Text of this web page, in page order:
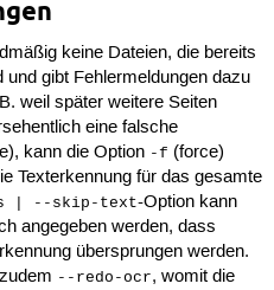
keine Dateien, die bereits
gibt Fehlermeldungen dazu
weil später weitere Seiten
eine falsche
kann die Option -f (force)
Texterkennung für das gesamte
| --skip-text-Option kann
angegeben werden, dass
übersprungen werden.
--redo-ocr, womit die